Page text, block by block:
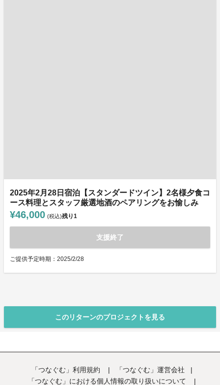
2025年2月28日宿泊【スタンダードツイン】2名様夕食コ
ース料理とスタッフ厳選地酒のペアリングをお愉しみ
¥46,000 (税込)残り1
支援終了
ご提供予定時期：2025/2/28
このリターンのプロジェクトを見る
「つなぐむ」利用規約 | 「つなぐむ」運営会社
|
「つなぐむ」における個人情報の取り扱いについて
|